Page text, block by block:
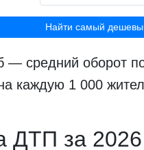
Найти самый
— средний оборот
каждую 1 000
ДТП за 2026